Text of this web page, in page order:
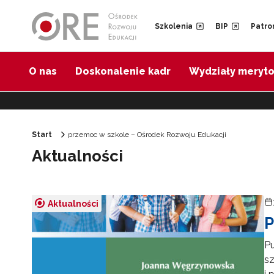
Szkolenia BIP
O nas Doskonalenie kadr Wydziały
Start przemoc w szkole – Ośrodek Rozwoju Edukacji
Aktualności
Aktualności